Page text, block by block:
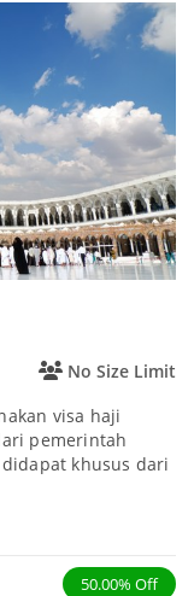
No Size Limit
visa haji
pemerintah
khusus dari
50.00% Off